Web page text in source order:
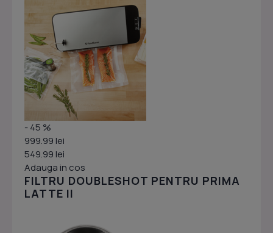
- 45 %
999.99 lei
549.99 lei
Adauga in cos
FILTRU DOUBLESHOT PENTRU PRIMA
LATTE II